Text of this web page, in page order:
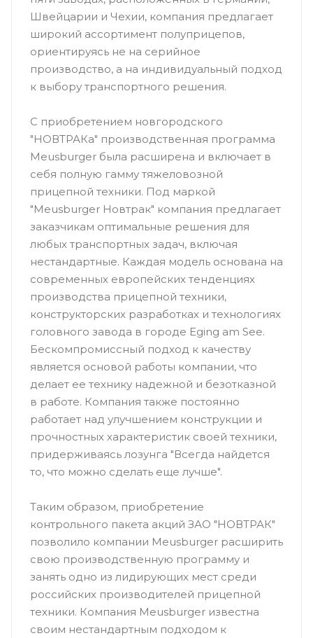
Швейцарии и Чехии, компания предлагает
широкий ассортимент полуприцепов,
ориентируясь не на серийное
производство, а на индивидуальный подход
к выбору транспортного решения.
С приобретением новгородского
"НОВТРАКа" производственная программа
Meusburger была расширена и включает в
себя полную гамму тяжеловозной
прицепной техники. Под маркой
"Meusburger Новтрак" компания предлагает
заказчикам оптимальные решения для
любых транспортных задач, включая
нестандартные. Каждая модель основана на
современных европейских тенденциях
производства прицепной техники,
конструкторских разработках и технологиях
головного завода в городе Eging am See.
Бескомпромиссный подход к качеству
является основой работы компании, что
делает ее технику надежной и безотказной
в работе. Компания также постоянно
работает над улучшением конструкции и
прочностных характеристик своей техники,
придерживаясь лозунга "Всегда найдется
то, что можно сделать еще лучше".
Таким образом, приобретение
контрольного пакета акций ЗАО "НОВТРАК"
позволило компании Meusburger расширить
свою производственную программу и
занять одно из лидирующих мест среди
российских производителей прицепной
техники. Компания Meusburger известна
своим нестандартным подходом к